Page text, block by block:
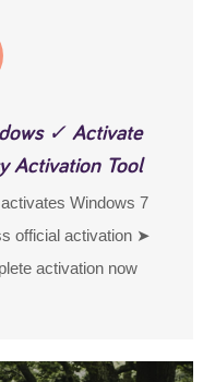
✓ Activate
Activation Tool
Windows 7
official activation ➤
activation now